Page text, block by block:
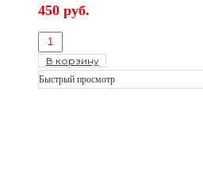
450 руб.
В корзину
Быстрый просмотр